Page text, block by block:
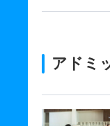
アドミ